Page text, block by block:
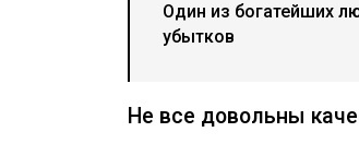
Один из богатейших
убытков
Не все довольны